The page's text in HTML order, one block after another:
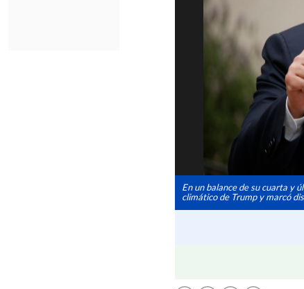
En un balance de su cuarta y
climático de Trump y marcó